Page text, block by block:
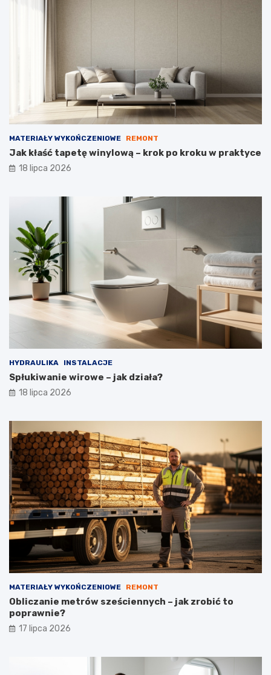
MATERIAŁY WYKOŃCZENIOWE REMONT
Jak kłaść tapetę winylową – krok po kroku w praktyce
18 lipca 2026
HYDRAULIKA INSTALACJE
Spłukiwanie wirowe – jak działa?
18 lipca 2026
MATERIAŁY WYKOŃCZENIOWE REMONT
Obliczanie metrów sześciennych – jak zrobić to
poprawnie?
17 lipca 2026